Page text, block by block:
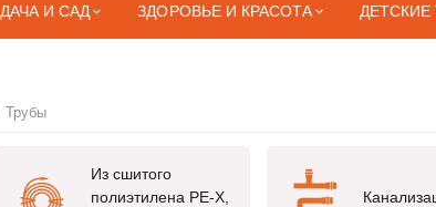
ДАЧА И САД ЗДОРОВЬЕ И КРАСОТА
Трубы
Из сшитого
полиэтилена PE-X,